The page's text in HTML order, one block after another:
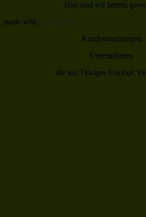
Hier sind wir bereits
made with
Kundenmeinungen
Unternehmen
die auf Thielges Fotobox